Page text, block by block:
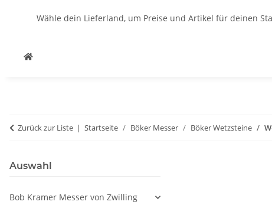
Wähle dein Lieferland, um Preise und Artikel für deinen
Zurück zur Liste Startseite Böker Messer Böker Wetzsteine
Auswahl
Bob Kramer Messer von Zwilling